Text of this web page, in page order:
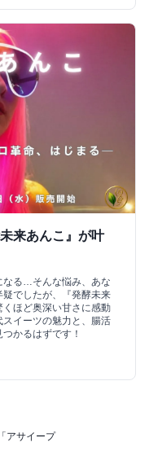
来あんこ』が叶
なる…そんな悩み、あな
でしたが、『発酵未来
ほど奥深い甘さに感動
イーツの魅力と、腸活
かるはずです！
アサイープ